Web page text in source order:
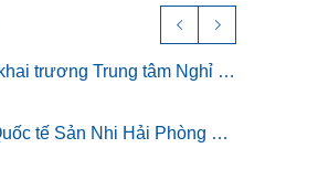
Chính thức khai trương Trung tâm Nghỉ dưỡng ở cữ cao cấp The Nest – Luxury Postpartum & Retreat
Bệnh viện Quốc tế Sản Nhi Hải Phòng chính thức triển khai khám sức khỏe theo Thông tư 32/2023/TT-BYT